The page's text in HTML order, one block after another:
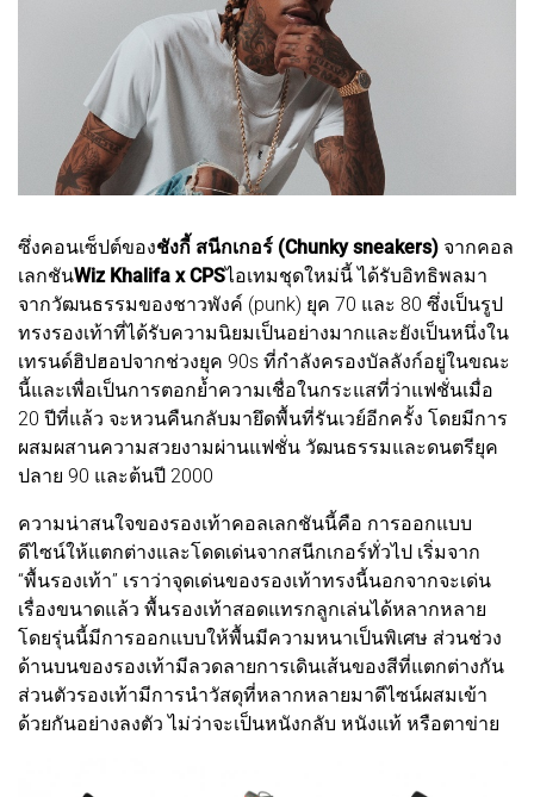
ซึ่งคอนเซ็ปต์ของชังกี้ สนีกเกอร์ (Chunky sneakers) จากคอล
เลกชันWiz Khalifa x CPSไอเทมชุดใหม่นี้ ได้รับอิทธิพลมา
จากวัฒนธรรมของชาวพังค์ (punk) ยุค 70 และ 80 ซึ่งเป็นรูป
ทรงรองเท้าที่ได้รับความนิยมเป็นอย่างมากและยังเป็นหนึ่งใน
เทรนด์ฮิปฮอปจากช่วงยุค 90s ที่กำลังครองบัลลังก์อยู่ในขณะ
นี้และเพื่อเป็นการตอกย้ำความเชื่อในกระแสที่ว่าแฟชั่นเมื่อ
20 ปีที่แล้ว จะหวนคืนกลับมายึดพื้นที่รันเวย์อีกครั้ง โดยมีการ
ผสมผสานความสวยงามผ่านแฟชั่น วัฒนธรรมและดนตรียุค
ปลาย 90 และต้นปี 2000
ความน่าสนใจของรองเท้าคอลเลกชันนี้คือ การออกแบบ
ดีไซน์ให้แตกต่างและโดดเด่นจากสนีกเกอร์ทั่วไป เริ่มจาก
“พื้นรองเท้า” เราว่าจุดเด่นของรองเท้าทรงนี้นอกจากจะเด่น
เรื่องขนาดแล้ว พื้นรองเท้าสอดแทรกลูกเล่นได้หลากหลาย
โดยรุ่นนี้มีการออกแบบให้พื้นมีความหนาเป็นพิเศษ ส่วนช่วง
ด้านบนของรองเท้ามีลวดลายการเดินเส้นของสีที่แตกต่างกัน
ส่วนตัวรองเท้ามีการนำวัสดุที่หลากหลายมาดีไซน์ผสมเข้า
ด้วยกันอย่างลงตัว ไม่ว่าจะเป็นหนังกลับ หนังแท้ หรือตาข่าย